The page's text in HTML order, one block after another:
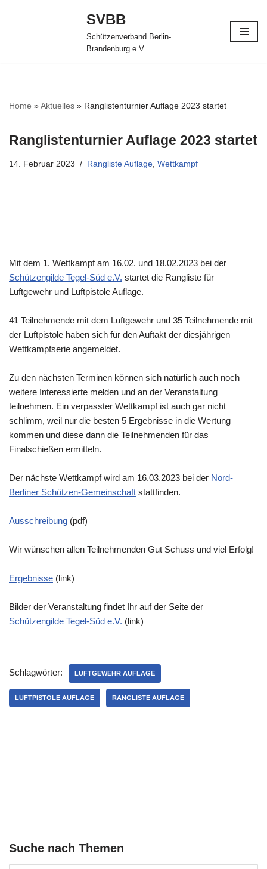
SVBB
Schützenverband Berlin-
Brandenburg e.V.
Home »Aktuelles » Ranglistenturnier Auflage 2023 startet
Ranglistenturnier Auflage 2023 startet
14. Februar 2023 Rangliste Auflage, Wettkampf
Mit dem 1. Wettkampf am 16.02. und 18.02.2023 bei der
Schützengilde Tegel-Süd e.V. startet die Rangliste für
Luftgewehr und Luftpistole Auflage.
41 Teilnehmende mit dem Luftgewehr und 35 Teilnehmende mit
der Luftpistole haben sich für den Auftakt der diesjährigen
Wettkampfserie angemeldet.
Zu den nächsten Terminen können sich natürlich auch noch
weitere Interessierte melden und an der Veranstaltung
teilnehmen. Ein verpasster Wettkampf ist auch gar nicht
schlimm, weil nur die besten 5 Ergebnisse in die Wertung
kommen und diese dann die Teilnehmenden für das
Finalschießen ermitteln.
Der nächste Wettkampf wird am 16.03.2023 bei der Nord-
Berliner Schützen-Gemeinschaft stattfinden.
Ausschreibung (pdf)
Wir wünschen allen Teilnehmenden Gut Schuss und viel Erfolg!
Ergebnisse (link)
Bilder der Veranstaltung findet Ihr auf der Seite der
Schützengilde Tegel-Süd e.V. (link)
Schlagwörter: LUFTGEWEHR AUFLAGE
LUFTPISTOLE AUFLAGE RANGLISTE AUFLAGE
Suche nach Themen